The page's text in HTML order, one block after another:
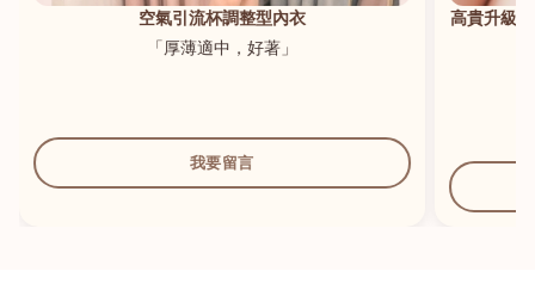
空氣引流杯調整型內衣
「厚薄適中，好著」
我要留言
高貴升級